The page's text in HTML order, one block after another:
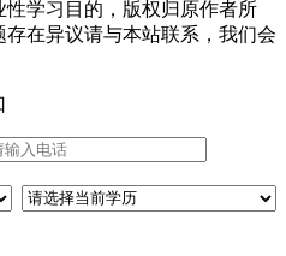
学习目的，版权归原作者所
在异议请与本站联系，我们会